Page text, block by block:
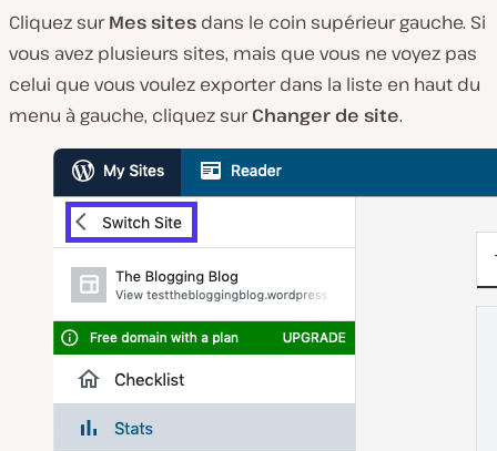
Cliquez surMes sites dans le coin supérieur gauche. Si
vous avez plusieurs sites, mais que vous ne voyez pas
celui que vous voulez exporter dans la liste en haut du
menu à gauche, cliquez surChanger de site.